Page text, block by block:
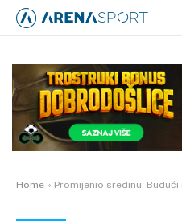
Home » Promijenio sredinu: Budući